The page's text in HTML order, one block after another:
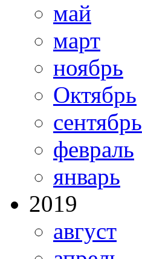
май
март
ноябрь
Октябрь
сентябрь
февраль
январь
2019
август